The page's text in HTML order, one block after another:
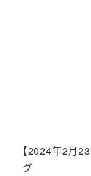
【2024年2月
グ